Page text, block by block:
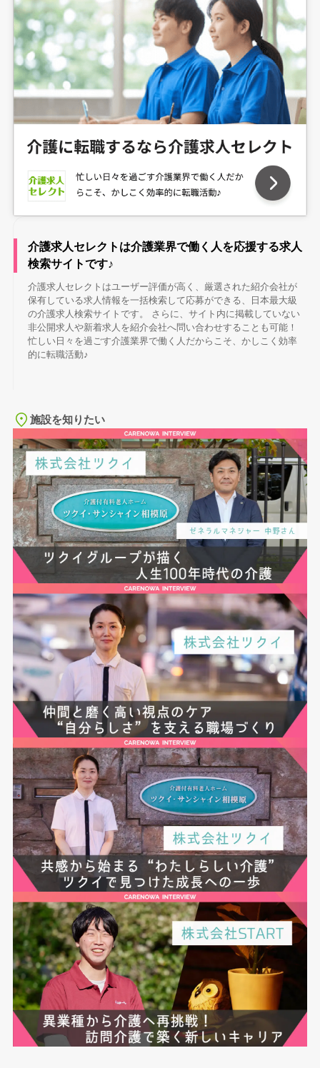
介護求人セレクトは介護業界で働く人を応援する求人
検索サイトです♪
介護求人セレクトはユーザー評価が高く、厳選された紹介会社が
保有している求人情報を一括検索して応募ができる、日本最大級
の介護求人検索サイトです。 さらに、サイト内に掲載していない
非公開求人や新着求人を紹介会社へ問い合わせすることも可能！
忙しい日々を過ごす介護業界で働く人だからこそ、かしこく効率
的に転職活動♪
施設を知りたい